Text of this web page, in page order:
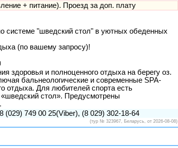
+ питание). Проезд за доп. плату
системе "шведский стол" в уютных обеденных
(по вашему запросу)!
здоровья и полноценного отдыха на берегу оз.
бальнеологические и современные SPA-
отдыха. Для любителей спорта есть
стол». Предусмотрены
749 00 25(Viber), (8 029) 302-18-64
(тур № 323967, Беларусь, от 2026-08-08)